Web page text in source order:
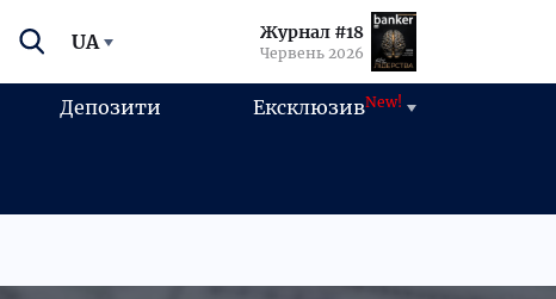
UA Журнал #18
Червень 2026
Депозити ЕксклюзивNew!